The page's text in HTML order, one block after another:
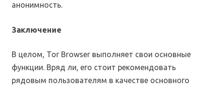
анонимность.
Заключение
В целом, Tor Browser выполняет свои основные
функции. Вряд ли, его стоит рекомендовать
рядовым пользователям в качестве основного